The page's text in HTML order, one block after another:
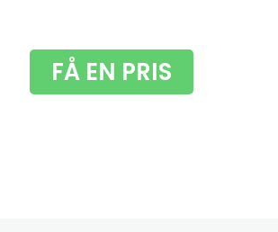
FÅ EN PRIS